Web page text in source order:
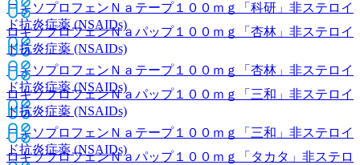
ロキソプロフェンＮａテープ１００ｍｇ「科研」 非ステロイ
ド抗炎症薬 (NSAIDs)
ロキソプロフェンＮａテープ１００ｍｇ「杏林」 非ステロイ
ド抗炎症薬 (NSAIDs)
ロキソプロフェンＮａテープ１００ｍｇ「三和」 非ステロイ
ド抗炎症薬 (NSAIDs)
ロキソプロフェンＮａパップ１００ｍｇ「杏林」 非ステロイ
ド抗炎症薬 (NSAIDs)
ロキソプロフェンＮａパップ１００ｍｇ「三和」 非ステロイ
ド抗炎症薬 (NSAIDs)
ロキソプロフェンＮａパップ１００ｍｇ「タカタ」 非ステロ